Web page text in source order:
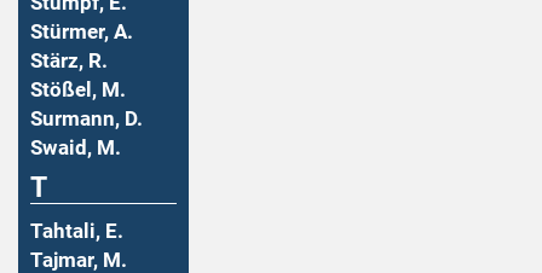
Stürmer, A.
Stärz, R.
Stößel, M.
Surmann, D.
Swaid, M.
T
Tahtali, E.
Tajmar, M.